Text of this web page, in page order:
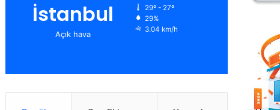
İstanbul
Açık hava
29º - 27º
29%
3.04 km/h